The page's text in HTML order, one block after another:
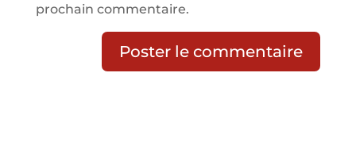
prochain commentaire.